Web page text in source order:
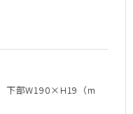
下部W190×H19（m